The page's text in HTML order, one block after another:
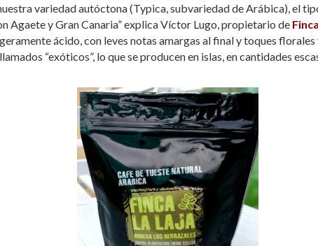
variedad autóctona (Typica, subvariedad de Arábica), el
Agaete y Gran Canaria” explica Víctor Lugo, propietario de
ácido, con leves notas amargas al final y toques florales
“exóticos”, lo que se producen en islas, en cantidades